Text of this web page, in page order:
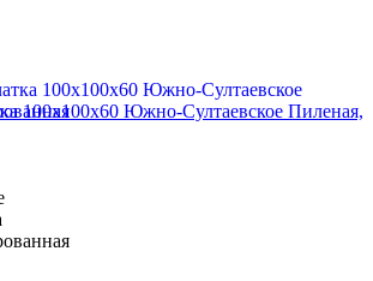
100х100x60 Южно-Султаевское Пиленая,